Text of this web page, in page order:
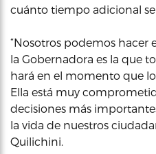
cuánto tiempo adicional
“Nosotros podemos hacer
la Gobernadora es la que
hará en el momento que
Ella está muy
decisiones más
la vida de nuestros
Quilichini.